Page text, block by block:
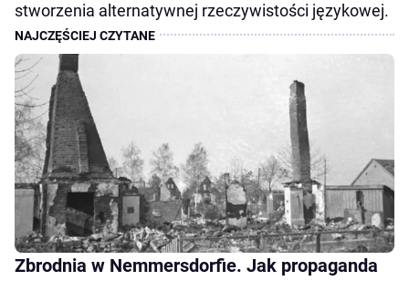
stworzenia alternatywnej rzeczywistości językowej.
Zbrodnia w Nemmersdorfie. Jak propaganda